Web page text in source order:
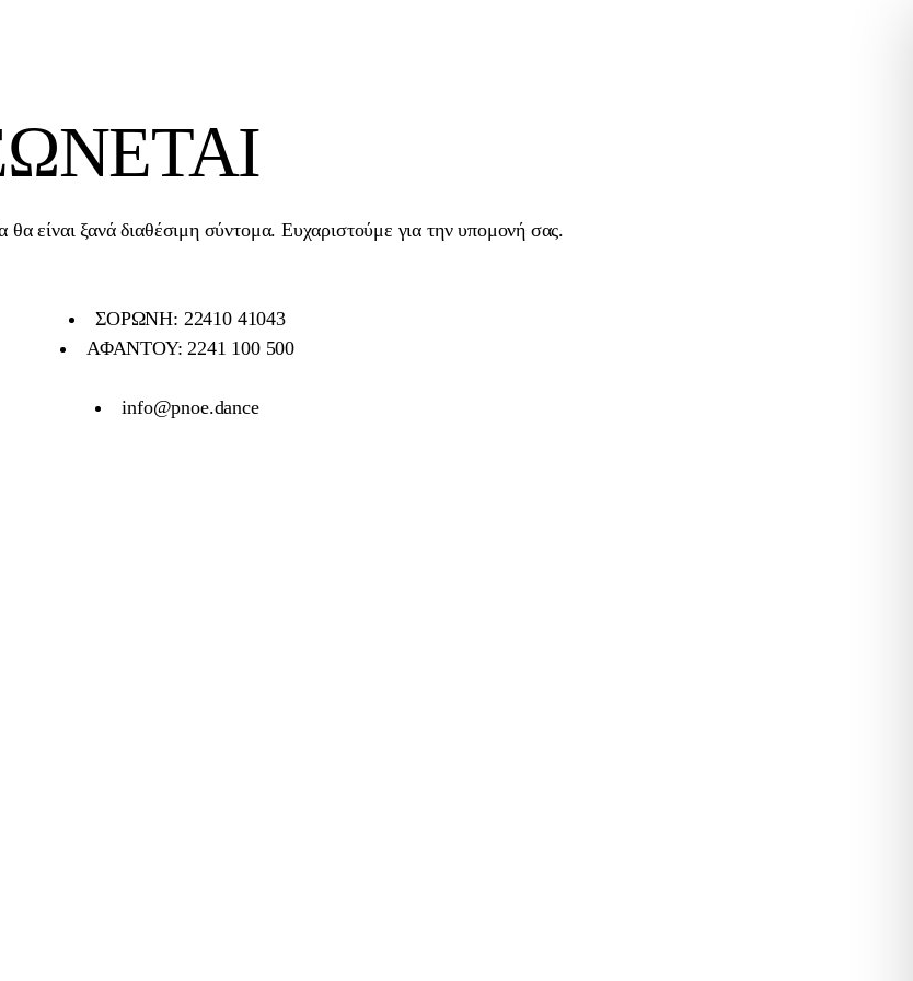
είναι ξανά διαθέσιμη σύντομα. Ευχαριστούμε για την υπομονή σας.
ΣΟΡΩΝΗ: 22410 41043
ΑΦΑΝΤΟΥ: 2241 100 500
info@pnoe.dance